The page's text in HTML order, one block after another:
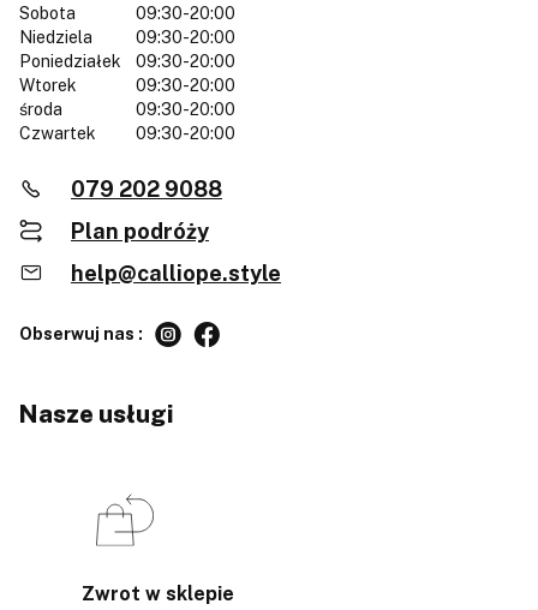
Sobota
09:30-20:00
Niedziela
09:30-20:00
Poniedziałek
09:30-20:00
Wtorek
09:30-20:00
środa
09:30-20:00
Czwartek
09:30-20:00
079 202 9088
Plan podróży
help@calliope.style
Obserwuj nas :
Nasze usługi
Zwrot w sklepie